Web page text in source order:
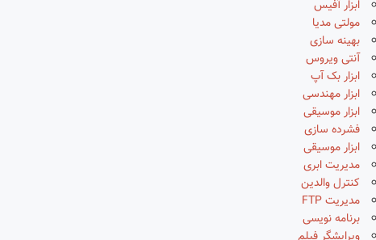
ابزار آفیس
مولتی مدیا
بهینه سازی
آنتی ویروس
ابزار بک آپ
ابزار مهندسی
ابزار موسیقی
فشرده سازی
ابزار موسیقی
مدیریت ابری
کنترل والدین
مدیریت FTP
برنامه نویسی